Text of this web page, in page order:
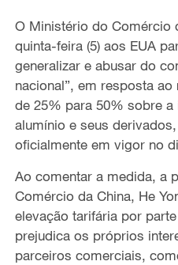
O Ministério do Comércio
quinta-feira (5) aos EUA
generalizar e abusar do
nacional”, em resposta
de 25% para 50% sobre
alumínio e seus
oficialmente em vigor no
Ao comentar a medida, a
Comércio da China, He
elevação tarifária por
prejudica os próprios
parceiros comerciais,